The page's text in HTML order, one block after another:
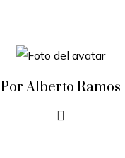
Por Alberto Ramos